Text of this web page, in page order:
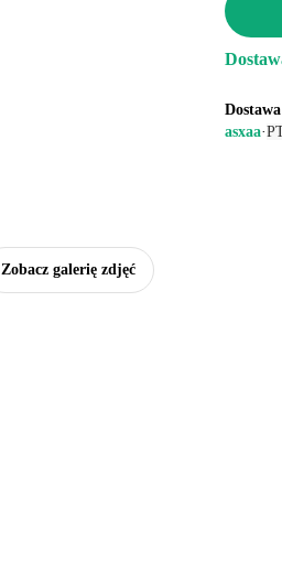
Zobacz galerię zdjęć
asxaa·